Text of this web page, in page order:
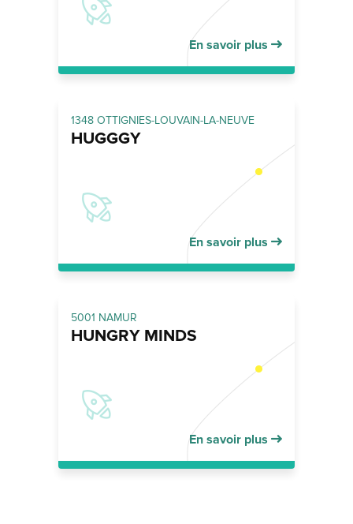
En savoir plus
1348 OTTIGNIES-LOUVAIN-LA-NEUVE
HUGGGY
En savoir plus
5001 NAMUR
HUNGRY MINDS
En savoir plus